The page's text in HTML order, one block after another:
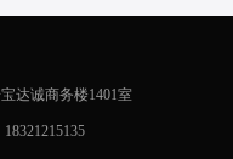
达诚商务楼1401室